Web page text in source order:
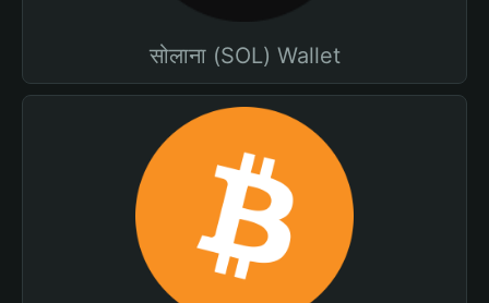
सोलाना (SOL) Wallet